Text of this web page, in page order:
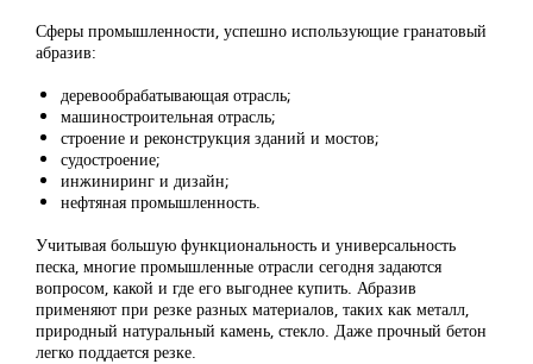
Сферы промышленности, успешно использующие гранатовый
абразив:
деревообрабатывающая отрасль;
машиностроительная отрасль;
строение и реконструкция зданий и мостов;
судостроение;
инжиниринг и дизайн;
нефтяная промышленность.
Учитывая большую функциональность и универсальность
песка, многие промышленные отрасли сегодня задаются
вопросом, какой и где его выгоднее купить. Абразив
применяют при резке разных материалов, таких как металл,
природный натуральный камень, стекло. Даже прочный бетон
легко поддается резке.